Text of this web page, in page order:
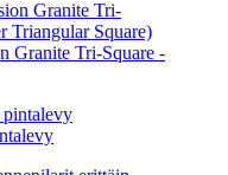
Granite Tri-Square -